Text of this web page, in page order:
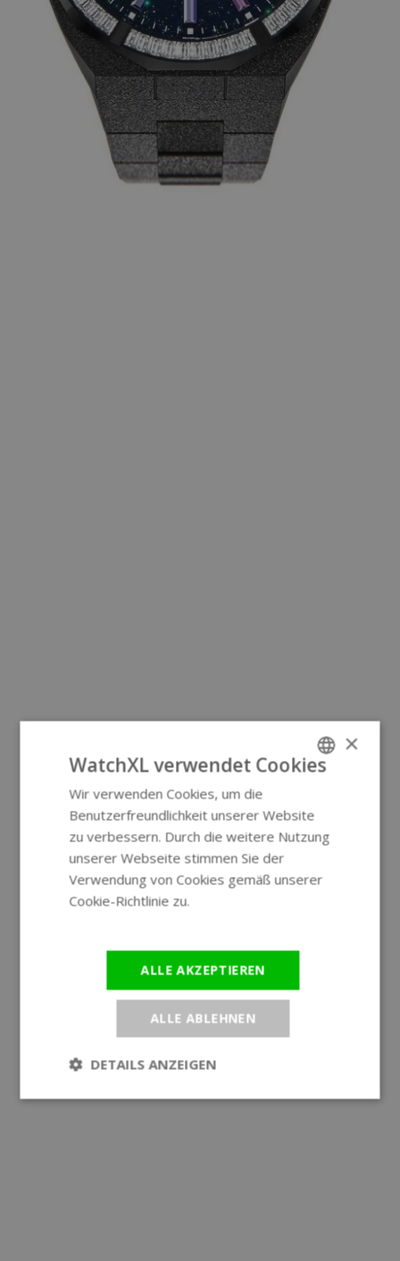
GERMAN
×
WatchXL verwendet Cookies
Wir verwenden Cookies, um die
Benutzerfreundlichkeit unserer Website
zu verbessern. Durch die weitere Nutzung
unserer Webseite stimmen Sie der
Verwendung von Cookies gemäß unserer
Cookie-Richtlinie zu.
ALLE AKZEPTIEREN
ALLE ABLEHNEN
DETAILS ANZEIGEN